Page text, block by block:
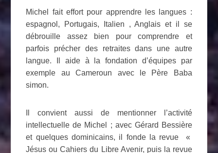
Michel fait effort pour apprendre les langues :
espagnol, Portugais, Italien , Anglais et il se
débrouille assez bien pour comprendre et
parfois précher des retraites dans une autre
langue. Il aide à la fondation d’équipes par
exemple au Cameroun avec le Père Baba
simon.
Il convient aussi de mentionner l’activité
intellectuelle de Michel ; avec Gérard Bessière
et quelques dominicains, il fonde la revue «
Jésus ou Cahiers du Libre Avenir, puis la revue